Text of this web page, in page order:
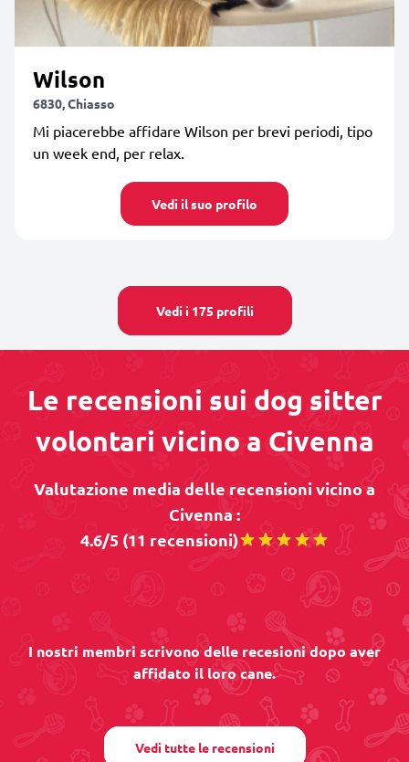
Wilson
6830, Chiasso
Mi piacerebbe affidare Wilson per brevi periodi, tipo
un week end, per relax.
Vedi il suo profilo
Vedi i 175 profili
Le recensioni sui dog sitter
volontari vicino a Civenna
Valutazione media delle recensioni vicino a
Civenna :
4.6/5 (11 recensioni)
I nostri membri scrivono delle recesioni dopo aver
affidato il loro cane.
Vedi tutte le recensioni